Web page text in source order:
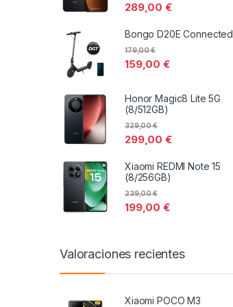
289,00€
Bongo D20E Connected
159,00€
179,00€
Honor Magic8 Lite 5G
(8/512GB)
299,00€
329,00€
Xiaomi REDMI Note 15
(8/256GB)
199,00€
239,00€
Valoraciones recientes
Xiaomi POCO M3